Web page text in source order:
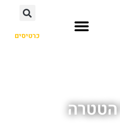
כרטיסים
הטטרה